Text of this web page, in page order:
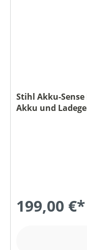
Stihl Akku-Sense
Akku und
199,00 €*